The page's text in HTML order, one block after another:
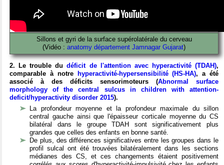
Sillons et gyri de la surface supérolatérale du cerveau
(Vidéo : anatomy département Jamnagar Gujarat)
2. Le trouble dudéficit de l'attention avec hyperactivité (TDAH),
comparable à notre
hyperactivité-hypersensibilité (HS-HA), a été
associé à des déficits sensorimoteurs (Abnormal surface
morphology of the central sulcus in children with attention-
deficit/hyperactivity disorder 2015).
La profondeur moyenne et la profondeur maximale du sillon
central gauche ainsi que l'épaisseur corticale moyenne du CS
bilatéral dans le groupe TDAH sont significativement plus
grandes que celles des enfants en bonne santé.
De plus, des différences significatives entre les groupes dans le
profil sulcal ont été trouvées bilatéralement dans les sections
médianes des CS, et ces changements étaient positivement